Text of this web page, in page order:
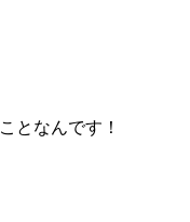
となんです！